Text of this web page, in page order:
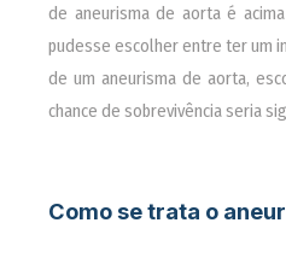
de aneurisma de aorta é
pudesse escolher entre ter um
de um aneurisma de aorta,
chance de sobrevivência seria
Como se trata o